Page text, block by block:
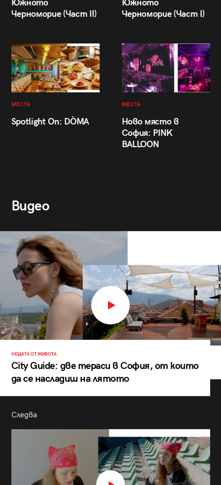
Южното
Черноморие (Част II)
Южното
Черноморие (Част I)
МЕСТА
Spotlight On: DÒMA
МЕСТА
Ново място в
София: PINK
BALLOON
Видео
НЕЩАТА ОТ ЖИВОТА
City Guide: две тераси в София, от които
да се насладиш на лятото
Следва